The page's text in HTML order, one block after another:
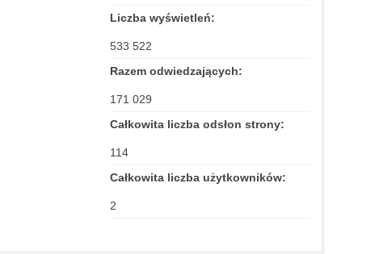
Liczba wyświetleń:
533 522
Razem odwiedzających:
171 029
Całkowita liczba odsłon strony:
114
Całkowita liczba użytkowników:
2